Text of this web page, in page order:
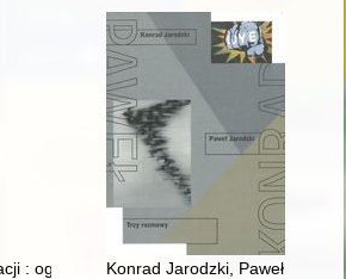
: ogrody dziecięce im. W. E. Raua w
Konrad Jarodzki, Paweł